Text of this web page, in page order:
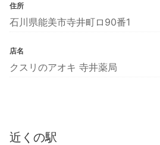
住所
石川県能美市寺井町ロ90番1
店名
クスリのアオキ 寺井薬局
近くの駅